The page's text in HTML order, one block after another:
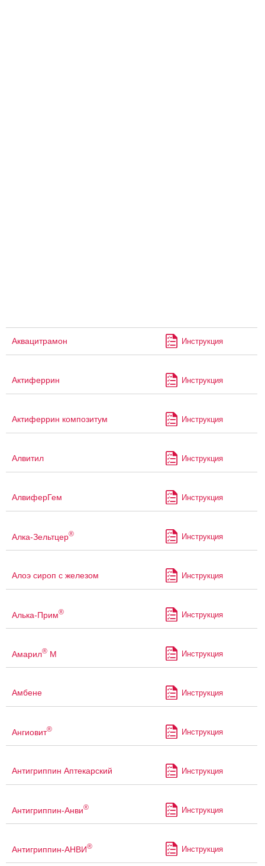
Аквацитрамон Инструкция
Актиферрин Инструкция
Актиферрин композитум Инструкция
Алвитил Инструкция
АлвиферГем Инструкция
Алка-Зельтцер® Инструкция
Алоэ сироп с железом Инструкция
Алька-Прим® Инструкция
Амарил® М Инструкция
Амбене Инструкция
Ангиовит® Инструкция
Антигриппин Аптекарский Инструкция
Антигриппин-Анви® Инструкция
Антигриппин-АНВИ® Инструкция